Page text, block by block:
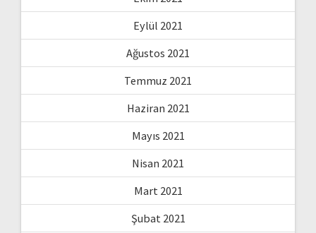
Eylül 2021
Ağustos 2021
Temmuz 2021
Haziran 2021
Mayıs 2021
Nisan 2021
Mart 2021
Şubat 2021